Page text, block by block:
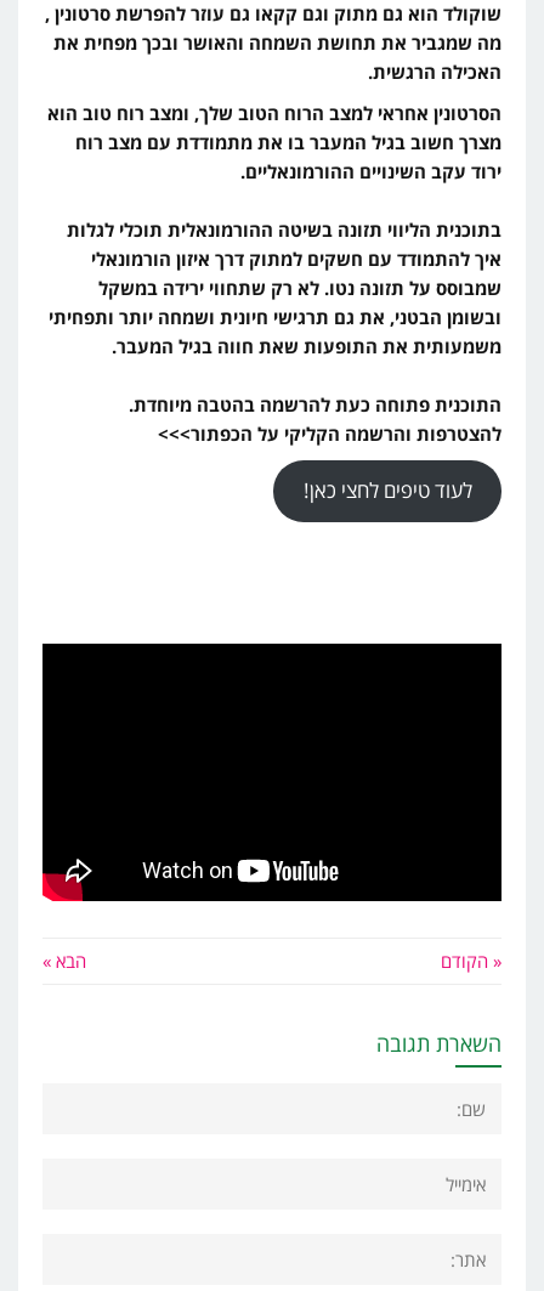
שוקולד הוא גם מתוק וגם קקאו גם עוזר להפרשת סרטונין ,
מה שמגביר את תחושת השמחה והאושר ובכך מפחית את
האכילה הרגשית.
הסרטונין אחראי למצב הרוח הטוב שלך, ומצב רוח טוב הוא
מצרך חשוב בגיל המעבר בו את מתמודדת עם מצב רוח
ירוד עקב השינויים ההורמונאליים.
בתוכנית הליווי תזונה בשיטה ההורמונאלית תוכלי לגלות
איך להתמודד עם חשקים למתוק דרך איזון הורמונאלי
שמבוסס על תזונה נטו. לא רק שתחווי ירידה במשקל
ובשומן הבטני, את גם תרגישי חיונית ושמחה יותר ותפחיתי
משמעותית את התופעות שאת חווה בגיל המעבר.
התוכנית פתוחה כעת להרשמה בהטבה מיוחדת.
להצטרפות והרשמה הקליקי על הכפתור>>>
לעוד טיפים לחצי כאן!
« הקודם הבא »
השארת תגובה